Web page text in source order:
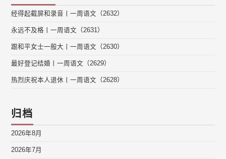
经得起截屏和录音丨一周语文（2632）
永远不及格丨一周语文（2631）
跟和平女士一般大丨一周语文（2630）
最好登记结婚丨一周语文（2629）
热烈庆祝本人退休丨一周语文（2628）
归档
2026年8月
2026年7月